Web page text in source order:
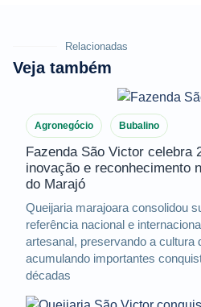
Relacionadas
Veja também
Agronegócio Bubalino
Fazenda São Victor celebra
inovação e reconhecimento
do Marajó
Queijaria marajoara consolidou
referência nacional e
artesanal, preservando a cultura
acumulando importantes
décadas